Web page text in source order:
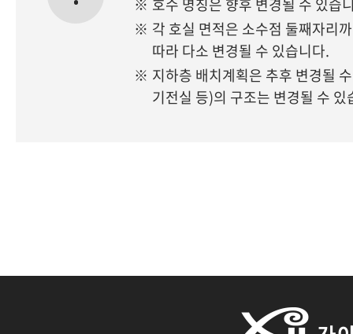
※ 호수 명칭은 향후 변경될 수 있습
※ 각 호실 면적은 소수점 둘째자리
따라 다소 변경될 수 있습니다.
※ 지하층 배치계획은 추후 변경될
기전실 등)의 구조는 변경될 수 있